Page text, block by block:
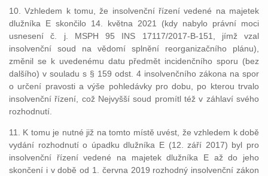
10. Vzhledem k tomu, že insolvenční řízení vedené na majetek
dlužníka E skončilo 14. května 2021 (kdy nabylo právní moci
usnesení č. j. MSPH 95 INS 17117/2017-B-151, jímž vzal
insolvenční soud na vědomí splnění reorganizačního plánu),
změnil se k uvedenému datu předmět incidenčního sporu (bez
dalšího) v souladu s § 159 odst. 4 insolvenčního zákona na spor
o určení pravosti a výše pohledávky pro dobu, po kterou trvalo
insolvenční řízení, což Nejvyšší soud promítl též v záhlaví svého
rozhodnutí.
11. K tomu je nutné již na tomto místě uvést, že vzhledem k době
vydání rozhodnutí o úpadku dlužníka E (12. září 2017) byl pro
insolvenční řízení vedené na majetek dlužníka E až do jeho
skončení i v době od 1. června 2019 rozhodný insolvenční zákon